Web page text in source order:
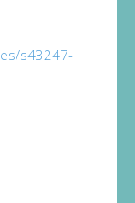
s43247-